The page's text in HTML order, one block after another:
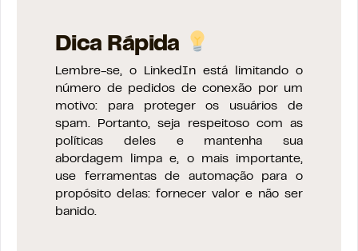
Dica Rápida
Lembre-se, o LinkedIn está limitando o
número de pedidos de conexão por um
motivo: para proteger os usuários de
spam. Portanto, seja respeitoso com as
políticas deles e mantenha sua
abordagem limpa e, o mais importante,
use ferramentas de automação para o
propósito delas: fornecer valor e não ser
banido.